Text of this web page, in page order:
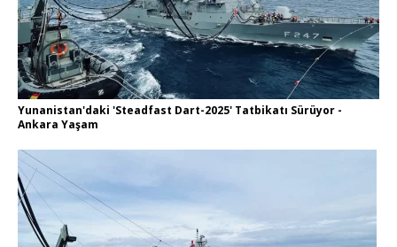
Yunanistan'daki 'Steadfast Dart-2025' Tatbikatı Sürüyor -
Ankara Yaşam